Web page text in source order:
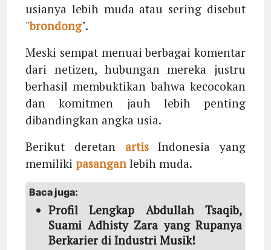
usianya lebih muda atau sering disebut
"brondong".
Meski sempat menuai berbagai komentar
dari netizen, hubungan mereka justru
berhasil membuktikan bahwa kecocokan
dan komitmen jauh lebih penting
dibandingkan angka usia.
Berikut deretan artisIndonesia yang
memiliki pasangan lebih muda.
Baca juga:
Profil Lengkap Abdullah Tsaqib,
Suami Adhisty Zara yang Rupanya
Berkarier di Industri Musik!